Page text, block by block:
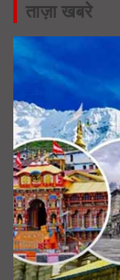
ताज़ा खबरे